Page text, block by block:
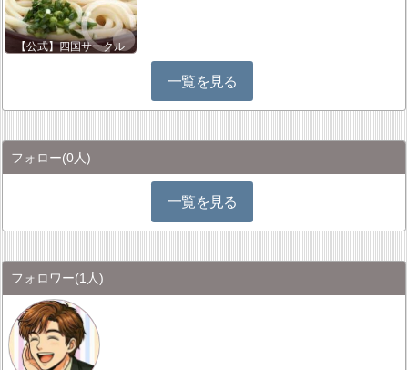
【公式】四国サークル
一覧を見る
フォロー(0人)
一覧を見る
フォロワー(1人)